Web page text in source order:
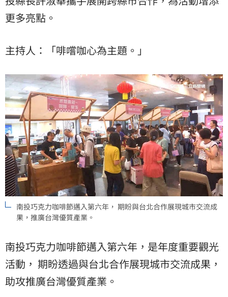
更多亮點。
主持人：「啡嚐咖心為主題。」
南投巧克力咖啡節邁入第六年， 期盼與台北合作展現城市交流成
果，推廣台灣優質產業。
南投巧克力咖啡節邁入第六年，是年度重要觀光
活動， 期盼透過與台北合作展現城市交流成果，
助攻推廣台灣優質產業。